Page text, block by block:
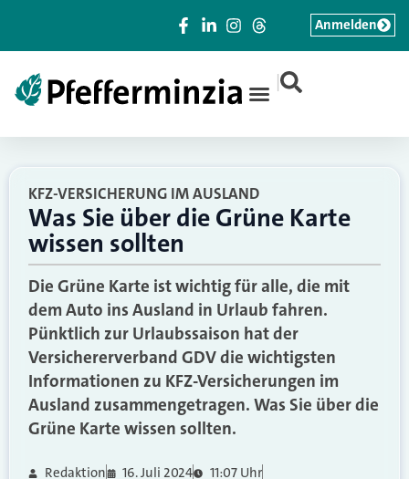
|
Anmelden
KFZ-VERSICHERUNG IM AUSLAND
Was Sie über die Grüne Karte
wissen sollten
Die Grüne Karte ist wichtig für alle, die mit
dem Auto ins Ausland in Urlaub fahren.
Pünktlich zur Urlaubssaison hat der
Versichererverband GDV die wichtigsten
Informationen zu KFZ-Versicherungen im
Ausland zusammengetragen. Was Sie über die
Grüne Karte wissen sollten.
Redaktion 16. Juli 2024
11:07 Uhr